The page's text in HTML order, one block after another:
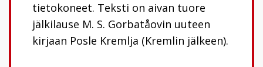
tietokoneet. Teksti on aivan tuore
jälkilause M. S. Gorbatåovin uuteen
kirjaan Posle Kremlja (Kremlin jälkeen).